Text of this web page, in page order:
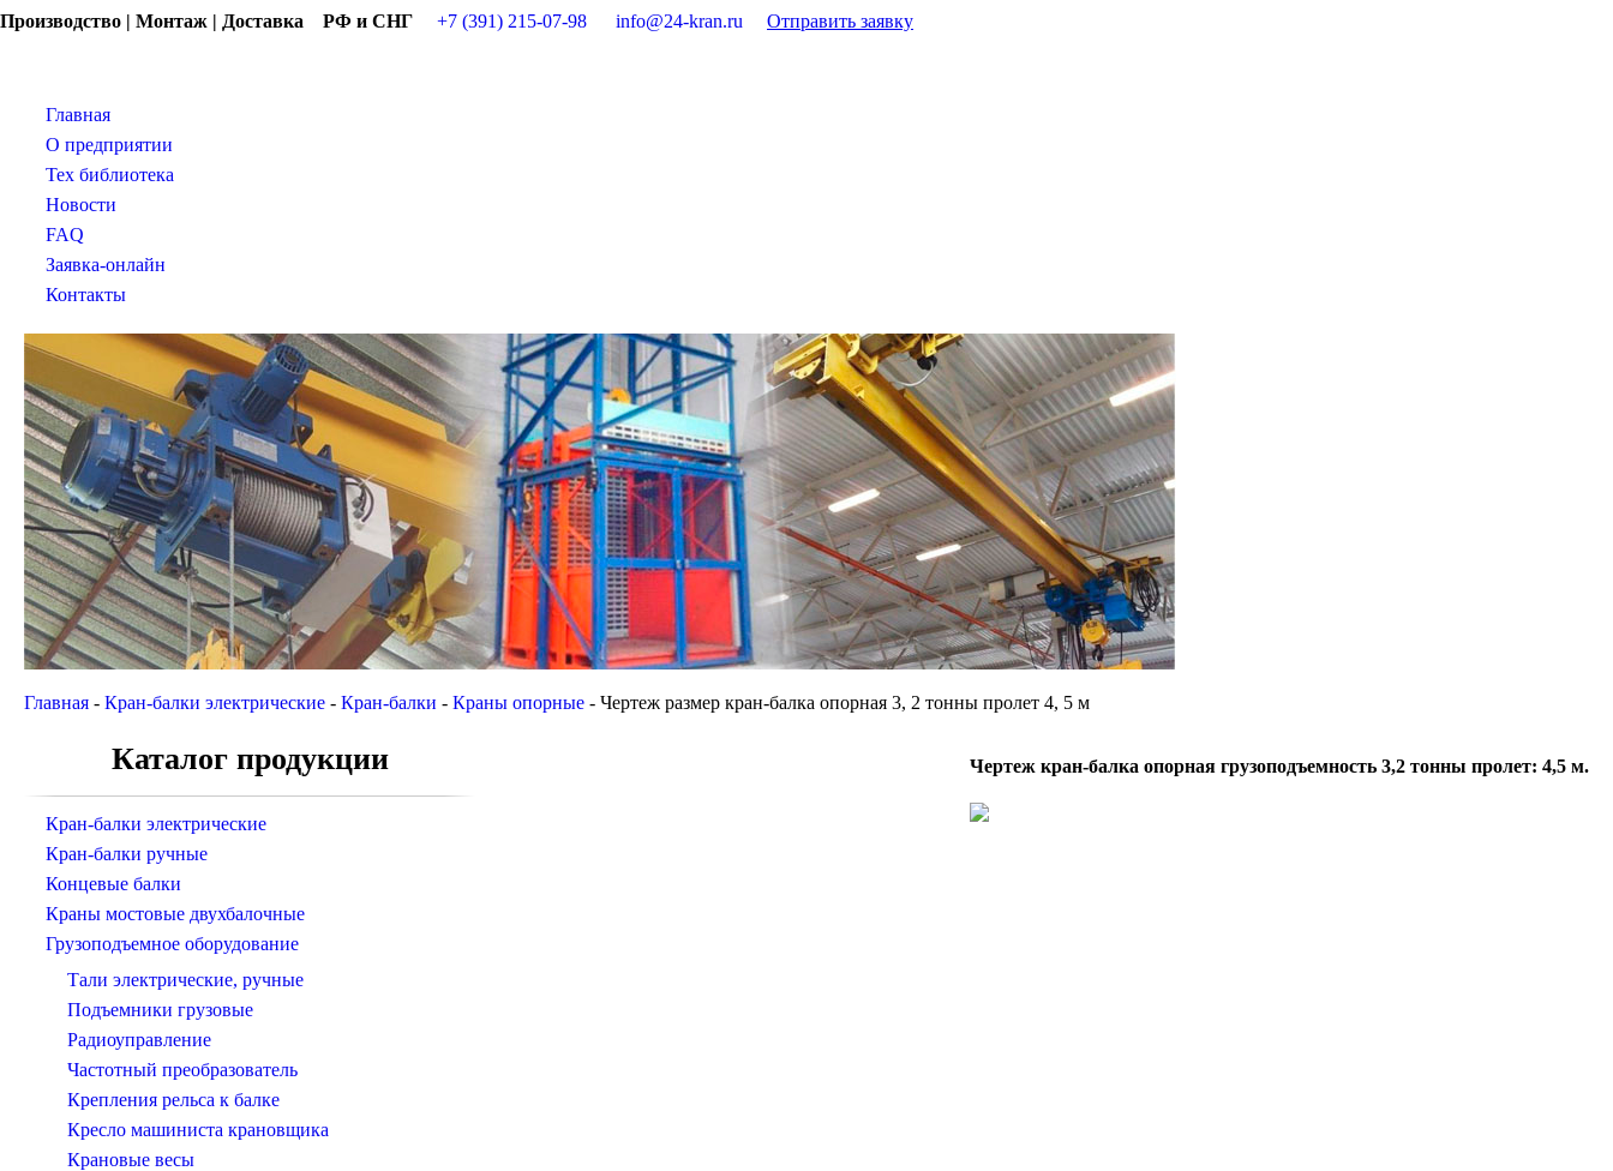
Производство | Монтаж | Доставка РФ и СНГ +7 (391) 215-07-98 info@24-kran.ru Отправить заявку
Главная
О предприятии
Тех библиотека
Новости
FAQ
Заявка-онлайн
Контакты
Главная - Кран-балки электрические - Кран-балки - Краны опорные - Чертеж размер кран-балка опорная 3, 2 тонны пролет 4, 5 м
Чертеж кран-балка опорная грузоподъемность 3,2 тонны пролет: 4,5 м.
Каталог продукции
Кран-балки электрические
Кран-балки ручные
Концевые балки
Краны мостовые двухбалочные
Грузоподъемное оборудование
Тали электрические, ручные
Подъемники грузовые
Радиоуправление
Частотный преобразователь
Крепления рельса к балке
Кресло машиниста крановщика
Крановые весы